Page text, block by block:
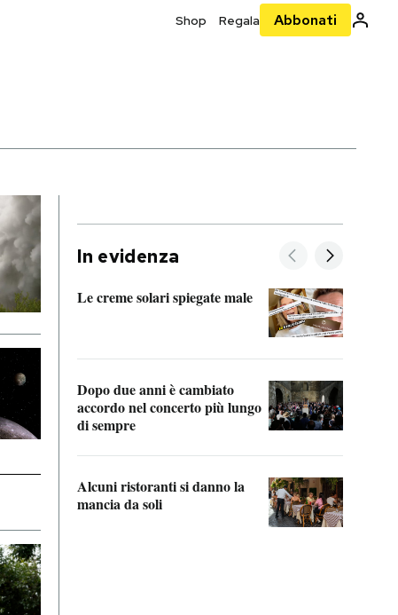
Shop Regala Abbonati
In evidenza
Le creme solari spiegate male
Dopo due anni è cambiato
accordo nel concerto più lungo
di sempre
Alcuni ristoranti si danno la
mancia da soli